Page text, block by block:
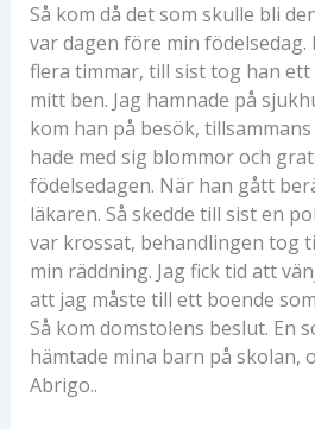
Så kom då det som skulle bli
var dagen före min
flera timmar, till sist tog han
mitt ben. Jag hamnade på
kom han på besök,
hade med sig blommor och
födelsedagen. När han gått
läkaren. Så skedde till sist en
var krossat, behandlingen tog
min räddning. Jag fick tid att
att jag måste till ett boende
Så kom domstolens beslut. En
hämtade mina barn på skolan,
Abrigo..